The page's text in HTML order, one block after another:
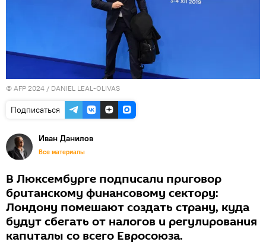
© AFP 2024 / DANIEL LEAL-OLIVAS
Подписаться
Иван Данилов
Все материалы
В Люксембурге подписали приговор
британскому финансовому сектору:
Лондону помешают создать страну, куда
будут сбегать от налогов и регулирования
капиталы со всего Евросоюза.